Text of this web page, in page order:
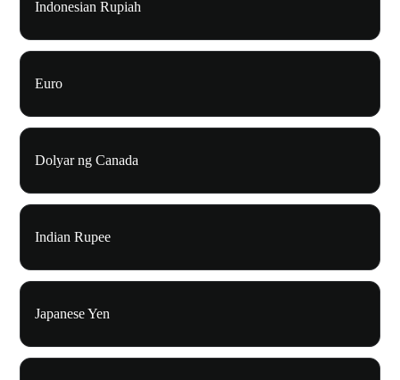
Indonesian Rupiah
Euro
Dolyar ng Canada
Indian Rupee
Japanese Yen